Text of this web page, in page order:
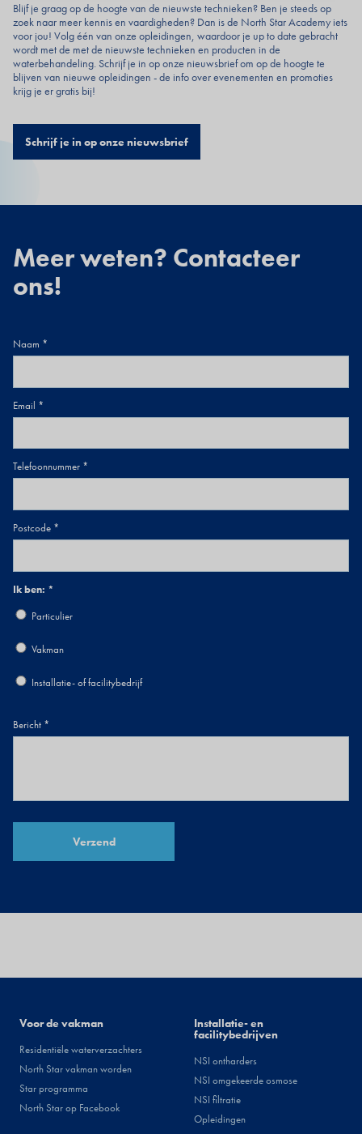
Blijf je graag op de hoogte van de nieuwste technieken? Ben je steeds op
zoek naar meer kennis en vaardigheden? Dan is de North Star Academy iets
voor jou! Volg één van onze opleidingen, waardoor je up to date gebracht
wordt met de met de nieuwste technieken en producten in de
waterbehandeling. Schrijf je in op onze nieuwsbrief om op de hoogte te
blijven van nieuwe opleidingen - de info over evenementen en promoties
krijg je er gratis bij!
Schrijf je in op onze nieuwsbrief
Meer weten? Contacteer
ons!
Naam
Email
Telefoonnummer
Postcode
Ik ben:
Particulier
Vakman
Installatie- of facilitybedrijf
Bericht
Installateurs
Voor de vakman
Residentiële waterverzachters
North Star vakman worden
Star programma
North Star op Facebook
Facility
Installatie- en
facilitybedrijven
NSI ontharders
NSI omgekeerde osmose
NSI filtratie
Opleidingen